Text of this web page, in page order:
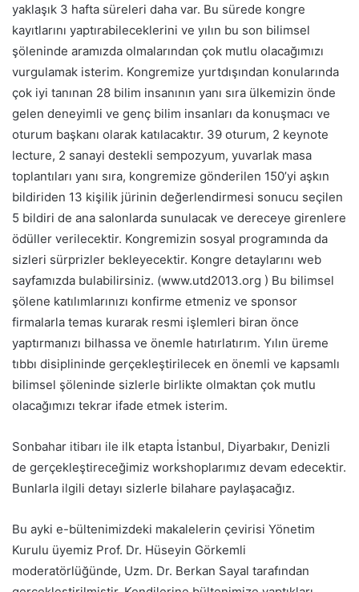
yaklaşık 3 hafta süreleri daha var. Bu sürede kongre
kayıtlarını yaptırabileceklerini ve yılın bu son bilimsel
şöleninde aramızda olmalarından çok mutlu olacağımızı
vurgulamak isterim. Kongremize yurtdışından konularında
çok iyi tanınan 28 bilim insanının yanı sıra ülkemizin önde
gelen deneyimli ve genç bilim insanları da konuşmacı ve
oturum başkanı olarak katılacaktır. 39 oturum, 2 keynote
lecture, 2 sanayi destekli sempozyum, yuvarlak masa
toplantıları yanı sıra, kongremize gönderilen 150’yi aşkın
bildiriden 13 kişilik jürinin değerlendirmesi sonucu seçilen
5 bildiri de ana salonlarda sunulacak ve dereceye girenlere
ödüller verilecektir. Kongremizin sosyal programında da
sizleri sürprizler bekleyecektir. Kongre detaylarını web
sayfamızda bulabilirsiniz. (www.utd2013.org ) Bu bilimsel
şölene katılımlarınızı konfirme etmeniz ve sponsor
firmalarla temas kurarak resmi işlemleri biran önce
yaptırmanızı bilhassa ve önemle hatırlatırım. Yılın üreme
tıbbı disiplininde gerçekleştirilecek en önemli ve kapsamlı
bilimsel şöleninde sizlerle birlikte olmaktan çok mutlu
olacağımızı tekrar ifade etmek isterim.
Sonbahar itibarı ile ilk etapta İstanbul, Diyarbakır, Denizli
de gerçekleştireceğimiz workshoplarımız devam edecektir.
Bunlarla ilgili detayı sizlerle bilahare paylaşacağız.
Bu ayki e-bültenimizdeki makalelerin çevirisi Yönetim
Kurulu üyemiz Prof. Dr. Hüseyin Görkemli
moderatörlüğünde, Uzm. Dr. Berkan Sayal tarafından